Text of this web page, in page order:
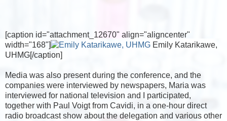
[caption id="attachment_12670" align="aligncenter"
width="168"]
Emily Katarikawe,
UHMG[/caption]
Media was also present during the conference, and the
companies were interviewed by newspapers, Maria was
interviewed for national television and I participated,
together with Paul Voigt from Cavidi, in a one-hour direct
radio broadcast show about the delegation and various other